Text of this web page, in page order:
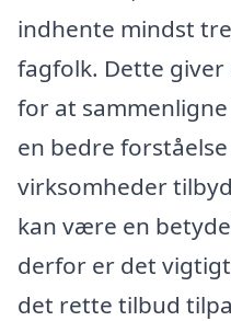
indhente mindst
fagfolk. Dette
for at
en bedre
virksomheder
kan være en
derfor er det
det rette tilbud